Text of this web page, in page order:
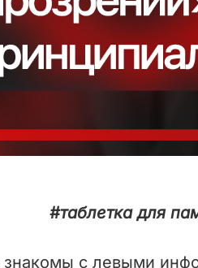
#таблетка для
с левыми